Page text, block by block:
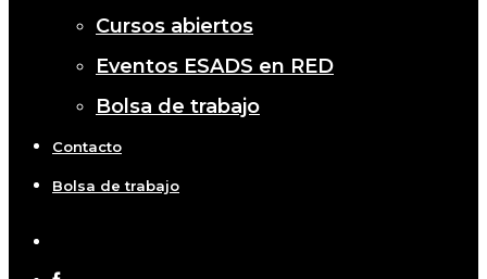
Cursos abiertos
Eventos ESADS en RED
Bolsa de trabajo
Contacto
Bolsa de trabajo